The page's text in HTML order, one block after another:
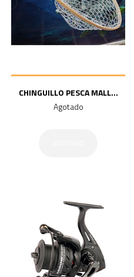
CHINGUILLO PESCA MALL...
Agotado